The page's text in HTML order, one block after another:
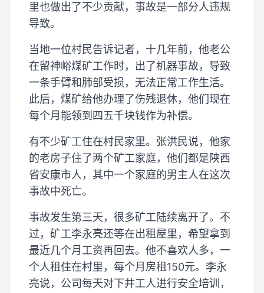
里也做出了不少贡献，事故是一部分人违规
导致。
当地一位村民告诉记者，十几年前，他老公
在留神峪煤矿工作时，出了机器事故，导致
一条手臂和肺部受损，无法正常工作生活。
此后，煤矿给他办理了伤残退休，他们现在
每个月能领到四五千块钱作为补偿。
有不少矿工住在村民家里。张洪民说，他家
的老房子住了两个矿工家庭，他们都是陕西
省安康市人，其中一个家庭的男主人在这次
事故中死亡。
事故发生第三天，很多矿工陆续离开了。不
过，矿工李永亮还等在出租屋里，希望拿到
最近几个月工资再回去。他不喜欢人多，一
个人租住在村里，每个月房租150元。李永
亮说，公司每天对下井工人进行安全培训，